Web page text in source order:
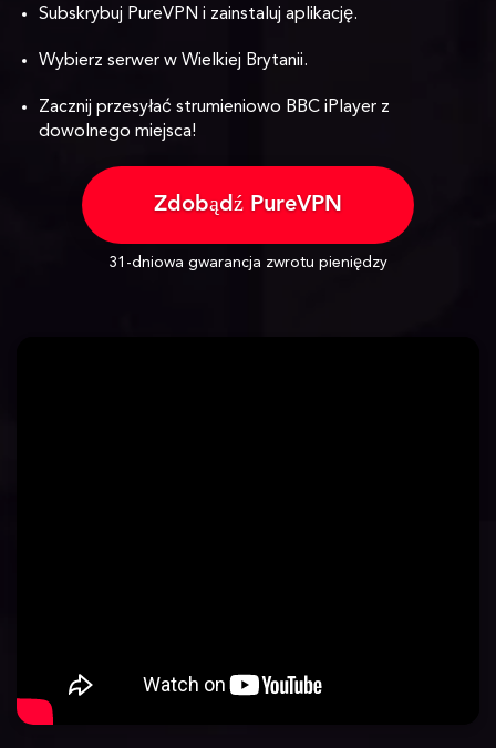
Subskrybuj PureVPN i zainstaluj aplikację.
Wybierz serwer w Wielkiej Brytanii.
Zacznij przesyłać strumieniowo BBC iPlayer z
dowolnego miejsca!
Zdobądź PureVPN
31-dniowa gwarancja zwrotu pieniędzy